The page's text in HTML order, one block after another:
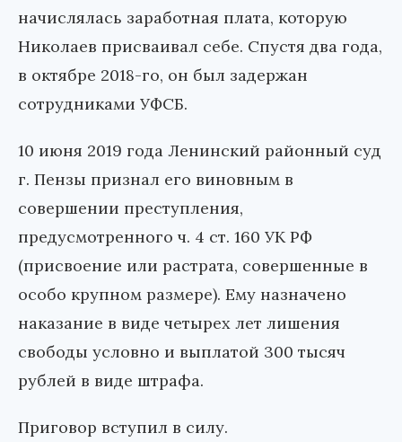
начислялась заработная плата, которую
Николаев присваивал себе. Спустя два года,
в октябре 2018-го, он был задержан
сотрудниками УФСБ.
10 июня 2019 года Ленинский районный суд
г. Пензы признал его виновным в
совершении преступления,
предусмотренного ч. 4 ст. 160 УК РФ
(присвоение или растрата, совершенные в
особо крупном размере). Ему назначено
наказание в виде четырех лет лишения
свободы условно и выплатой 300 тысяч
рублей в виде штрафа.
Приговор вступил в силу.